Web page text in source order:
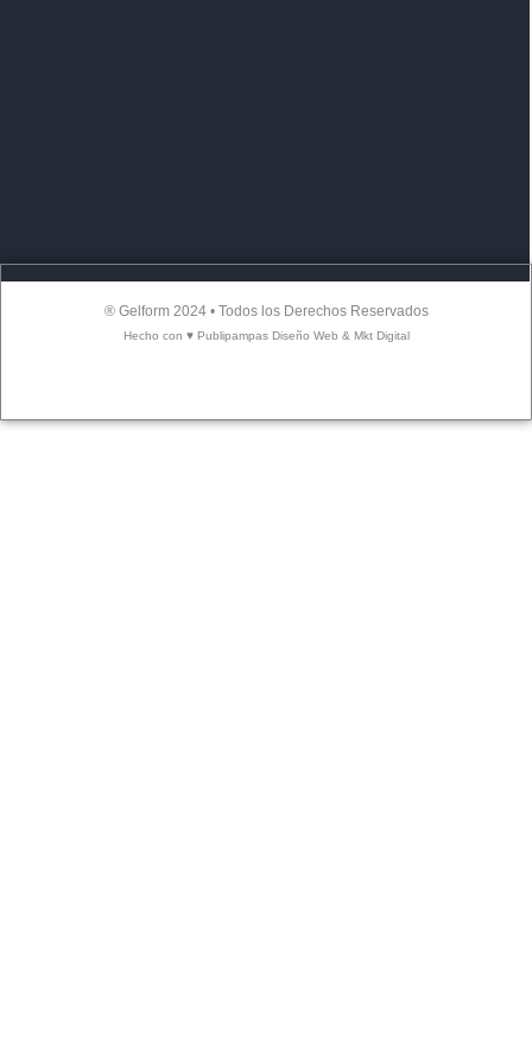
® Gelform 2024 • Todos los Derechos Reservados
Hecho con ♥ Publipampas Diseño Web & Mkt Digital